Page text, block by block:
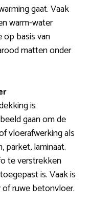
gaat. Vaak
warm-water
basis van
matten onder
is
gaan om de
vloerafwerking als
parket, laminaat.
te verstrekken
is. Vaak is
ruwe betonvloer.